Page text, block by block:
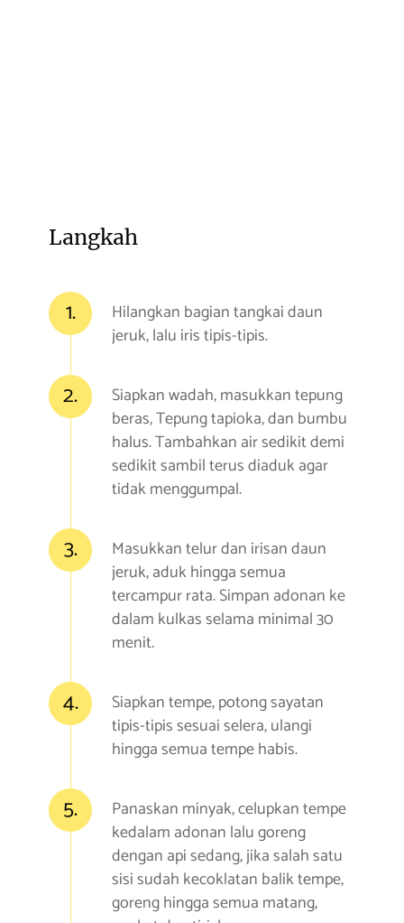
Langkah
1.
Hilangkan bagian tangkai daun
jeruk, lalu iris tipis-tipis.
2.
Siapkan wadah, masukkan tepung
beras, Tepung tapioka, dan bumbu
halus. Tambahkan air sedikit demi
sedikit sambil terus diaduk agar
tidak menggumpal.
3.
Masukkan telur dan irisan daun
jeruk, aduk hingga semua
tercampur rata. Simpan adonan ke
dalam kulkas selama minimal 30
menit.
4.
Siapkan tempe, potong sayatan
tipis-tipis sesuai selera, ulangi
hingga semua tempe habis.
5.
Panaskan minyak, celupkan tempe
kedalam adonan lalu goreng
dengan api sedang, jika salah satu
sisi sudah kecoklatan balik tempe,
goreng hingga semua matang,